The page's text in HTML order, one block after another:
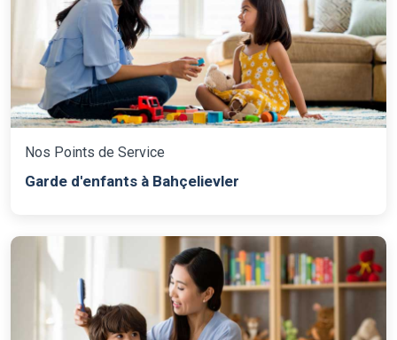
Nos Points de Service
Garde d'enfants à Bahçelievler